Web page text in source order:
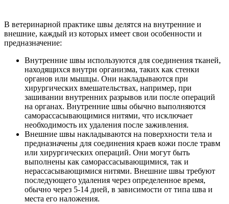
В ветеринарной практике швы делятся на внутренние и
внешние, каждый из которых имеет свои особенности и
предназначение:
Внутренние швы используются для соединения тканей,
находящихся внутри организма, таких как стенки
органов или мышцы. Они накладываются при
хирургических вмешательствах, например, при
зашивании внутренних разрывов или после операций
на органах. Внутренние швы обычно выполняются
саморассасывающимися нитями, что исключает
необходимость их удаления после заживления.
Внешние швы накладываются на поверхности тела и
предназначены для соединения краев кожи после травм
или хирургических операций. Они могут быть
выполнены как саморассасывающимися, так и
нерассасывающимися нитями. Внешние швы требуют
последующего удаления через определенное время,
обычно через 5-14 дней, в зависимости от типа шва и
места его наложения.